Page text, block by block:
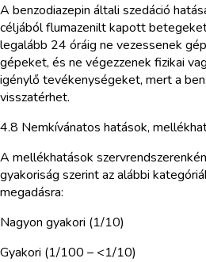
A benzodiazepin általi szedáció
céljából flumazenilt kapott
legalább 24 óráig ne vezessenek
gépeket, és ne végezzenek fizikai
igénylő tevékenységeket, mert a
visszatérhet.
4.8 Nemkívánatos hatások,
A mellékhatások
gyakoriság szerint az alábbi
megadásra:
Nagyon gyakori (1/10)
Gyakori (1/100 – <1/10)